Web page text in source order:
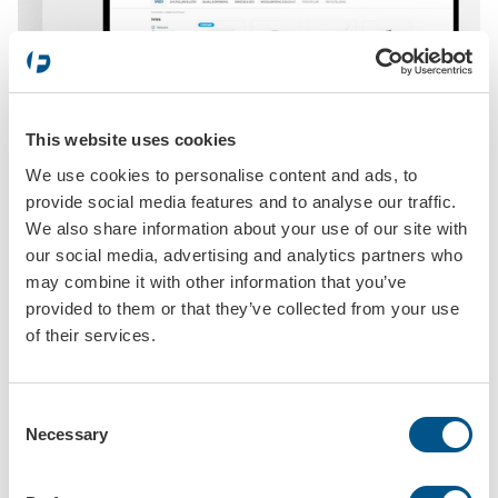
This website uses cookies
We use cookies to personalise content and ads, to
provide social media features and to analyse our traffic.
We also share information about your use of our site with
our social media, advertising and analytics partners who
may combine it with other information that you’ve
provided to them or that they’ve collected from your use
of their services.
Selection
Necessary